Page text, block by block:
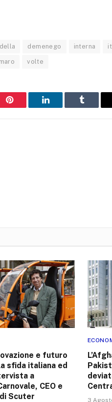
della demenego interna
volte
Pinterest LinkedIn Tumblr
e futuro
sfida italiana ed
a
CEO e
Scuter
3